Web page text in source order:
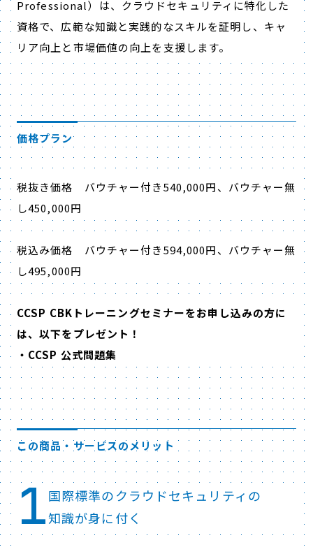
Professional）は、クラウドセキュリティに特化した
資格で、広範な知識と実践的なスキルを証明し、キャ
リア向上と市場価値の向上を支援します。
価格プラン
税抜き価格 バウチャー付き540,000円、バウチャー無
し450,000円
税込み価格 バウチャー付き594,000円、バウチャー無
し495,000円
CCSP CBKトレーニングセミナーをお申し込みの方に
は、以下をプレゼント！
・CCSP 公式問題集
この商品・サービスのメリット
1国際標準のクラウドセキュリティの
知識が身に付く